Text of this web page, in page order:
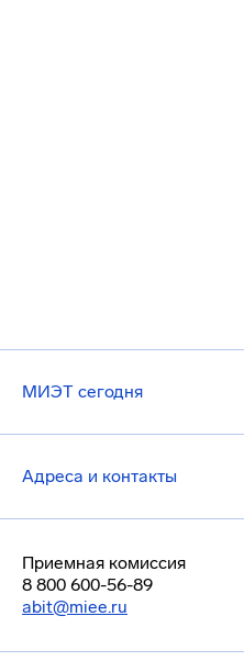
МИЭТ сегодня
Адреса и контакты
Приемная комиссия
8 800 600-56-89
abit@miee.ru